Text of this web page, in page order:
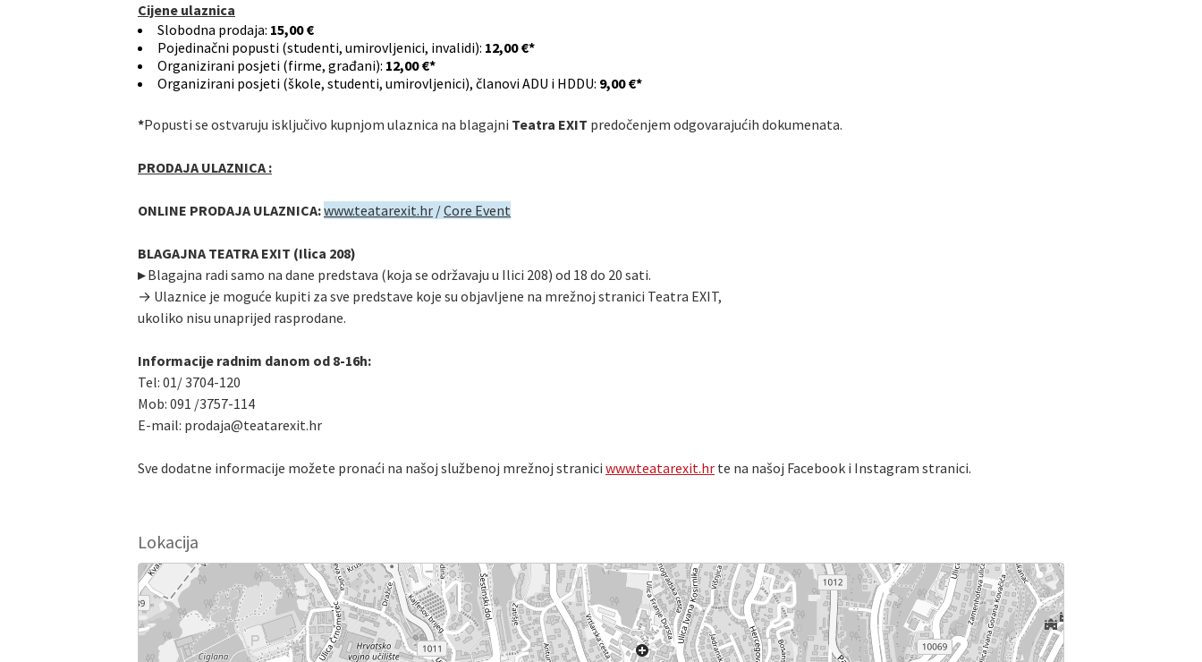
Cijene ulaznica
Slobodna prodaja: 15,00 €
Pojedinačni popusti (studenti, umirovljenici, invalidi): 12,00 €*
Organizirani posjeti (firme, građani): 12,00 €*
Organizirani posjeti (škole, studenti, umirovljenici), članovi ADU i HDDU: 9,00 €*
*Popusti se ostvaruju isključivo kupnjom ulaznica na blagajni Teatra EXIT predočenjem odgovarajućih dokumenata.
PRODAJA ULAZNICA :
ONLINE PRODAJA ULAZNICA:www.teatarexit.hr /Core Event
BLAGAJNA TEATRA EXIT (Ilica 208)
▸Blagajna radi samo na dane predstava (koja se održavaju u Ilici 208) od 18 do 20 sati.
→ Ulaznice je moguće kupiti za sve predstave koje su objavljene na mrežnoj stranici Teatra EXIT,
ukoliko nisu unaprijed rasprodane.
Informacije radnim danom od 8-16h:
Tel: 01/ 3704-120
Mob: 091 /3757-114
E-mail: prodaja@teatarexit.hr
Sve dodatne informacije možete pronaći na našoj službenoj mrežnoj stranici www.teatarexit.hr te na našoj Facebook i Instagram stranici.
Lokacija